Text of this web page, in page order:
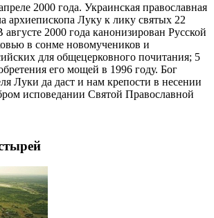
2000 года. Украинская православная
архиепископа Луку к лику святых 22
августе 2000 года канонизирован Русской
в сонме новомучеников и
для общецерковного почитания; 5
его мощей в 1996 году. Бог
Луки да даст и нам крепости в несении
исповедании Святой Православной